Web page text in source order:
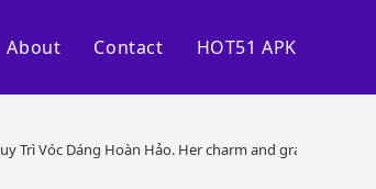
About Contact HOT51 APK
Trì Vóc Dáng Hoàn Hảo. Her charm and grace have